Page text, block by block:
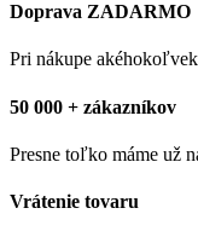
Doprava ZADARMO
Pri nákupe
50 000 + zákazníkov
Presne toľko máme už
Vrátenie tovaru